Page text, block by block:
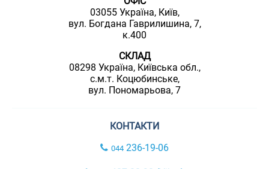
03055 Україна, Київ,
вул. Богдана Гаврилишина, 7,
к.400
СКЛАД
08298 Україна, Київська обл.,
с.м.т. Коцюбинське,
вул. Пономарьова, 7
КОНТАКТИ
044 236-19-06